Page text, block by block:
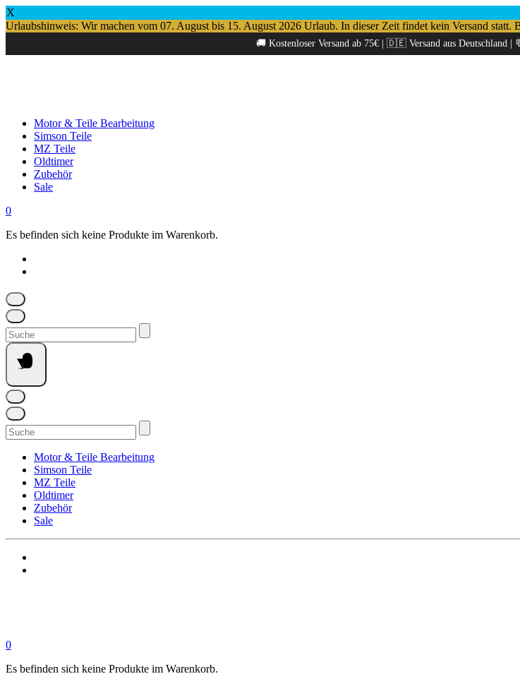
X
Urlaubshinweis: Wir machen vom 07. August bis 15. August 2026 Urlaub. In dieser Zeit findet kein Versand
🚚 Kostenloser Versand ab 75€ | 🇩🇪 Versand aus Deutschland |
Motor & Teile Bearbeitung
Simson Teile
MZ Teile
Oldtimer
Zubehör
Sale
0
Es befinden sich keine Produkte im Warenkorb.
Suchen
nach:
Suchen
nach:
Motor & Teile Bearbeitung
Simson Teile
MZ Teile
Oldtimer
Zubehör
Sale
0
Es befinden sich keine Produkte im Warenkorb.